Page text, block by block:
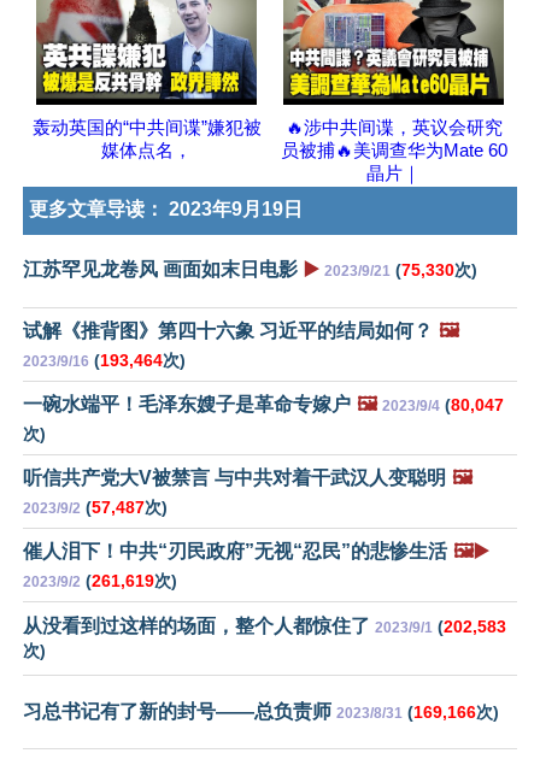
轰动英国的“中共间谍”嫌犯被
媒体点名，
🔥涉中共间谍，英议会研究
员被捕🔥美调查华为Mate 60
晶片｜
更多文章导读： 2023年9月19日
江苏罕见龙卷风 画面如末日电影 ▶️ 2023/9/21 (75,330次)
试解《推背图》第四十六象 习近平的结局如何？ 🖼️
2023/9/16 (193,464次)
一碗水端平！毛泽东嫂子是革命专嫁户 🖼️ 2023/9/4 (80,047
次)
听信共产党大V被禁言 与中共对着干武汉人变聪明 🖼️
2023/9/2 (57,487次)
催人泪下！中共“刃民政府”无视“忍民”的悲惨生活 🖼️▶️
2023/9/2 (261,619次)
从没看到过这样的场面，整个人都惊住了 2023/9/1 (202,583
次)
习总书记有了新的封号——总负责师 2023/8/31 (169,166次)